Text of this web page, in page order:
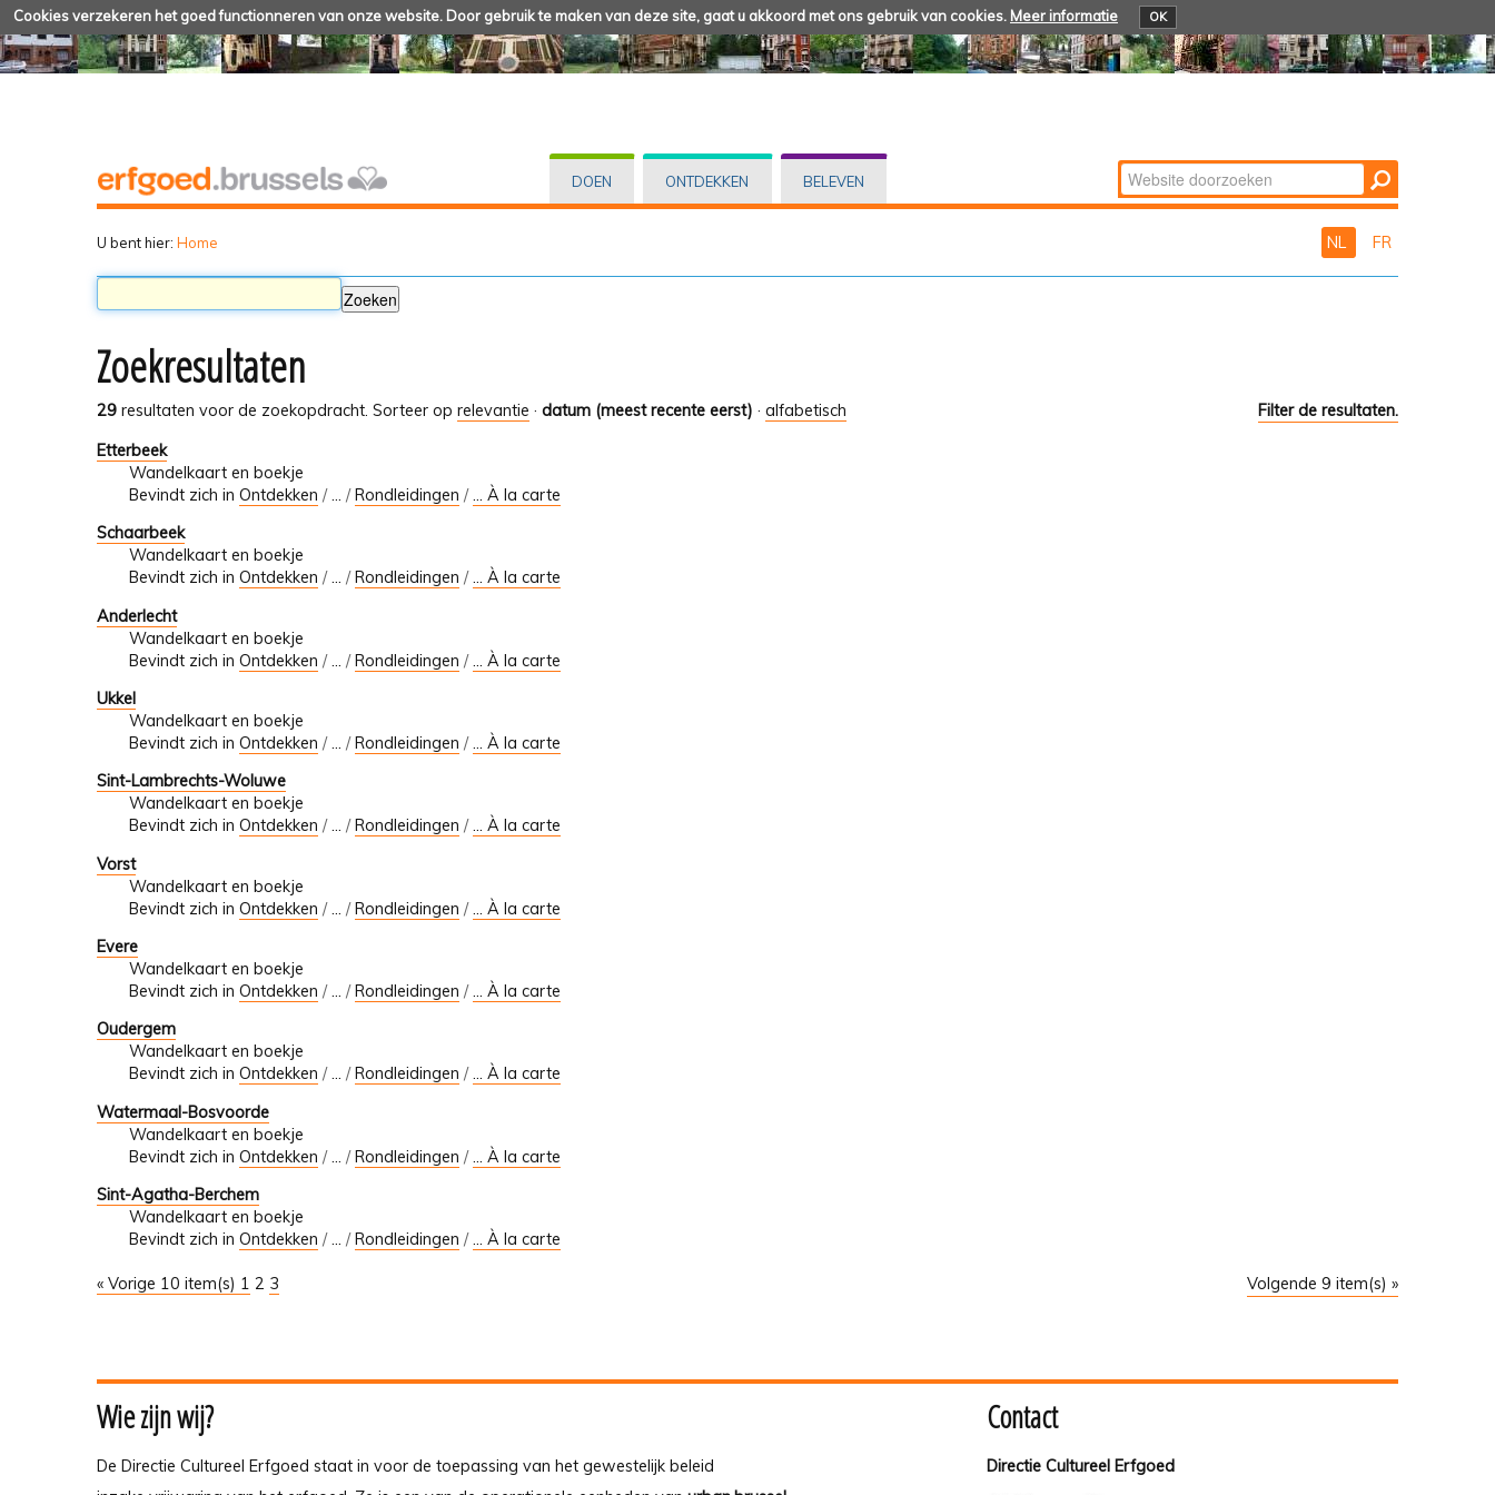
Cookies verzekeren het goed functionneren van onze website. Door gebruik te maken van deze site, gaat u akkoord met ons gebruik van cookies. Meer informatie OK
DOEN ONTDEKKEN BELEVEN Zoek
Geavanceerd
U bent hier: Home NL FR
Zoekresultaten
29 resultaten voor de zoekopdracht. Filter de resultaten.
Sorteer op relevantie · datum (meest recente eerst) · alfabetisch
Etterbeek
Wandelkaart en boekje
Bevindt zich in Ontdekken /… /Rondleidingen /... À la carte
Schaarbeek
Wandelkaart en boekje
Bevindt zich in Ontdekken /… /Rondleidingen /... À la carte
Anderlecht
Wandelkaart en boekje
Bevindt zich in Ontdekken / /Rondleidingen /
... À la carte
Ukkel
Wandelkaart en boekje
Bevindt zich in Ontdekken /… /Rondleidingen /... À la carte
Sint-Lambrechts-Woluwe
Wandelkaart en boekje
Bevindt zich in Ontdekken /… /Rondleidingen /... À la carte
Vorst
Wandelkaart en boekje
Bevindt zich in Ontdekken /… /Rondleidingen /... À la carte
Evere
Wandelkaart en boekje
Bevindt zich in Ontdekken /… /Rondleidingen /... À la carte
Oudergem
Wandelkaart en boekje
Bevindt zich in Ontdekken /… / Rondleidingen /... À la carte
Watermaal-Bosvoorde
Wandelkaart en boekje
Bevindt zich in Ontdekken /… /Rondleidingen /... À la carte
Sint-Agatha-Berchem
Wandelkaart en boekje
Bevindt zich in Ontdekken /… /Rondleidingen /... À la carte
« Vorige 10 item(s) Volgende 9 item(s) »
1 2 3
Wie zijn wij?
De Directie Cultureel Erfgoed staat in voor de toepassing van het gewestelijk beleid
Contact
Directie Cultureel Erfgoed